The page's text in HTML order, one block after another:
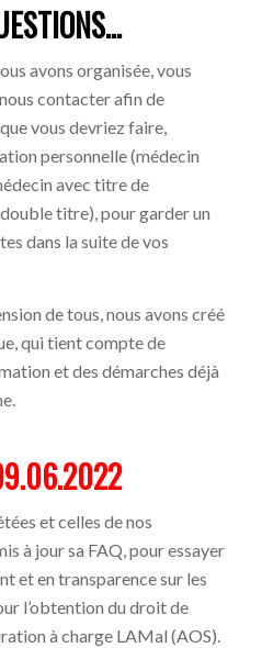
avons organisée, vous
contacter afin de
vous devriez faire,
personnelle (médecin
avec titre de
titre), pour garder un
dans la suite de vos
de tous, nous avons créé
qui tient compte de
et des démarches déjà
et celles de nos
à jour sa FAQ, pour essayer
et en transparence sur les
l’obtention du droit de
à charge LAMal (AOS).